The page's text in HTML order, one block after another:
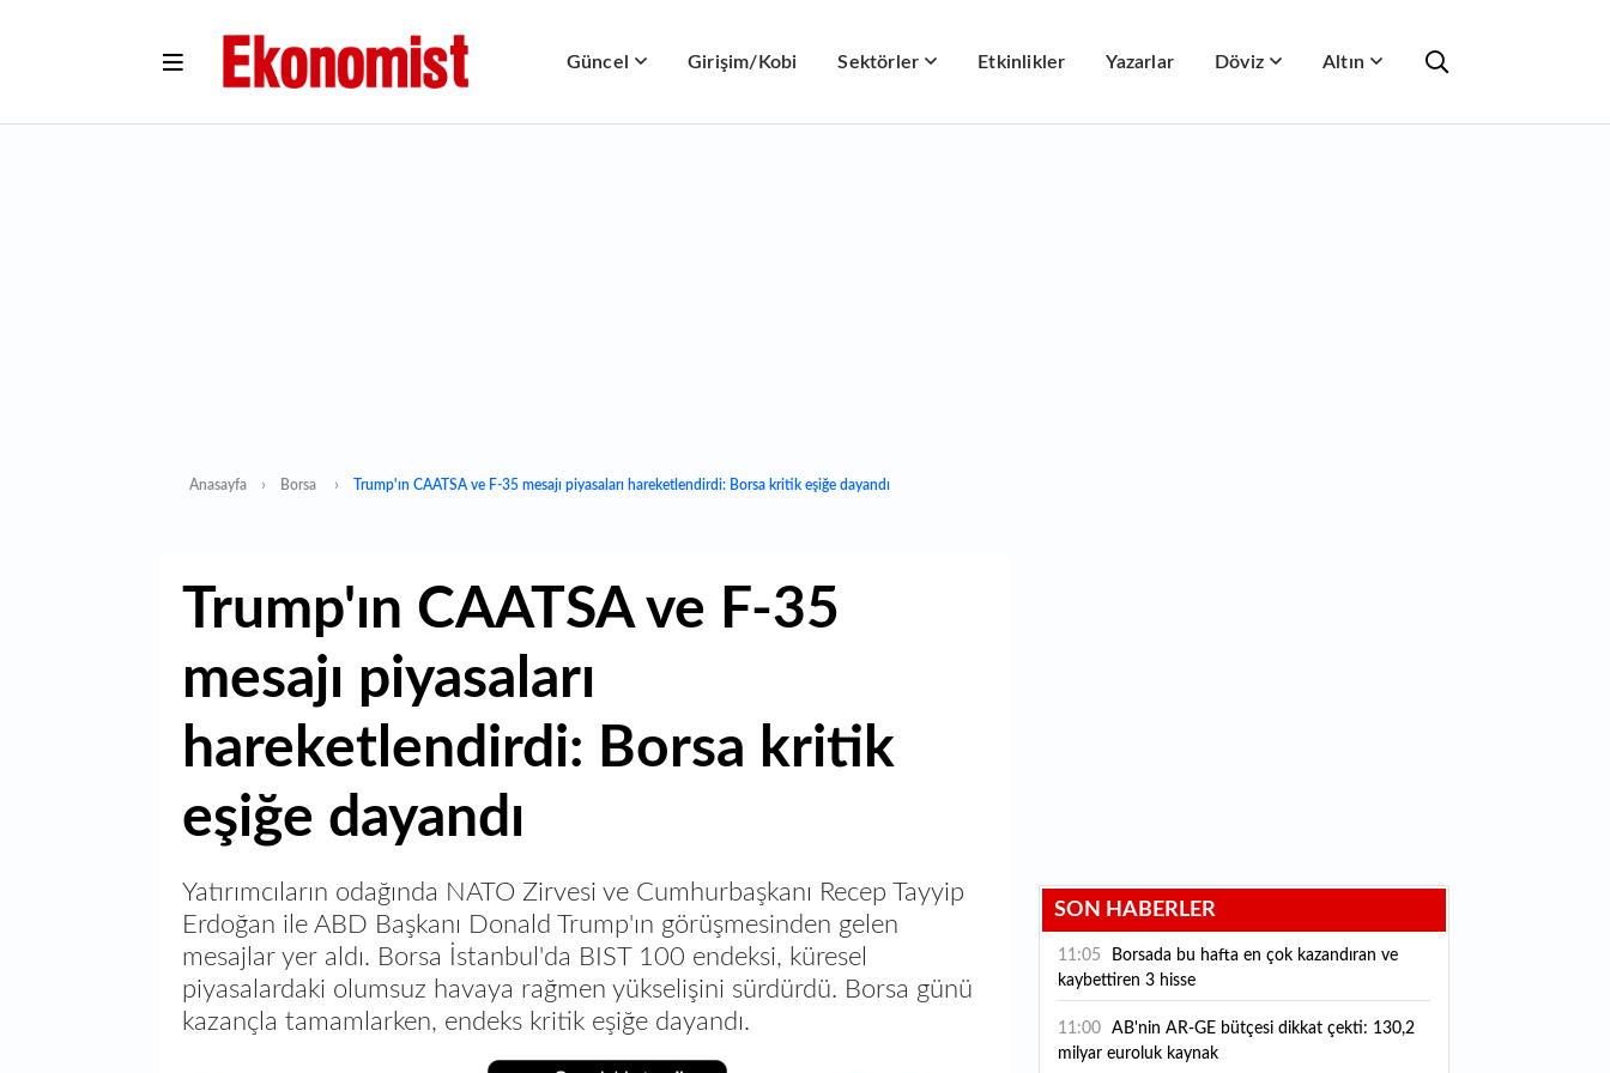
Güncel Girişim/Kobi Sektörler Etkinlikler Yazarlar Döviz Altın
Anasayfa Borsa Trump'ın CAATSA ve F-35 mesajı piyasaları hareketlendirdi: Borsa kritik eşiğe dayandı
Trump'ın CAATSA ve F-35
mesajı piyasaları
hareketlendirdi: Borsa kritik
eşiğe dayandı
Yatırımcıların odağında NATO Zirvesi ve Cumhurbaşkanı Recep Tayyip
Erdoğan ile ABD Başkanı Donald Trump'ın görüşmesinden gelen
mesajlar yer aldı. Borsa İstanbul'da BIST 100 endeksi, küresel
piyasalardaki olumsuz havaya rağmen yükselişini sürdürdü. Borsa günü
kazançla tamamlarken, endeks kritik eşiğe dayandı.
SON HABERLER
11:05
kaybettiren 3 hisse
11:00
AB'nin AR-GE bütçesi dikkat çekti: 130,2
milyar euroluk kaynak